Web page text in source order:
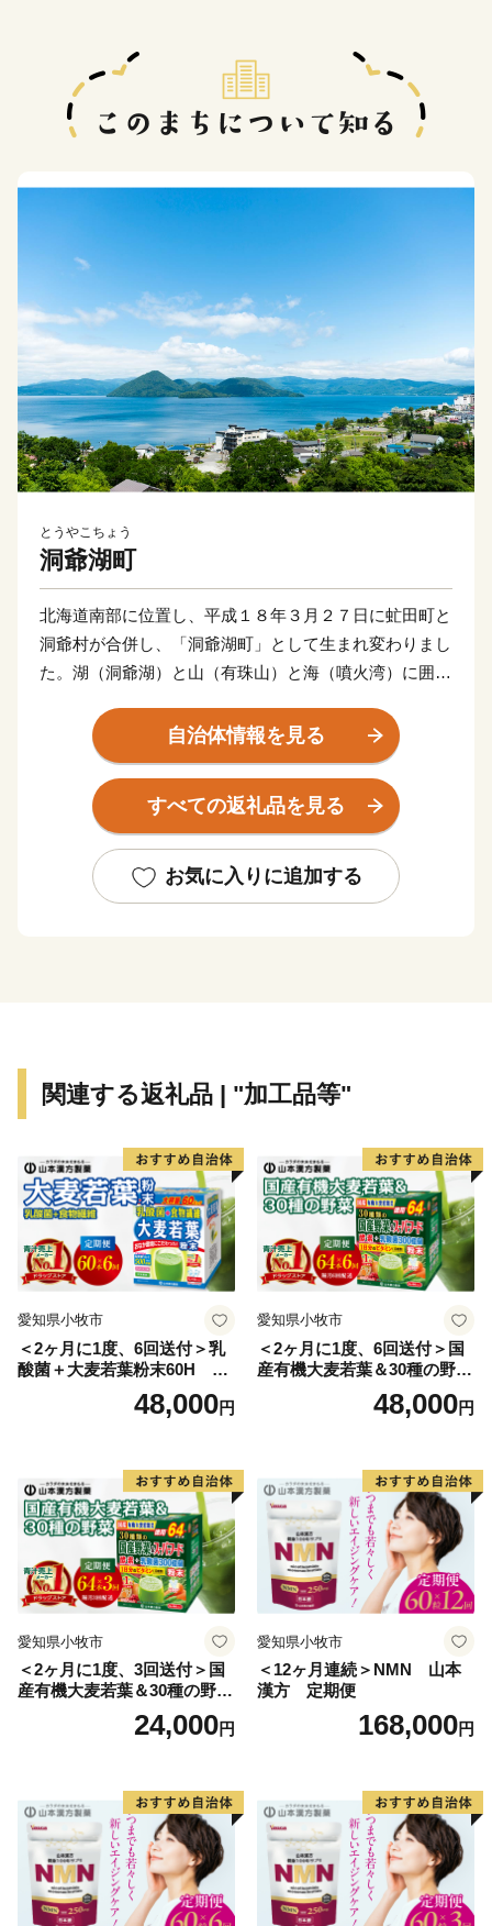
とうやこちょう
洞爺湖町
北海道南部に位置し、平成１８年３月２７日に虻田町と
洞爺村が合併し、「洞爺湖町」として生まれ変わりまし
た。湖（洞爺湖）と山（有珠山）と海（噴火湾）に囲ま
よく観光景観に恵まれていることから北海道有数の観光
地となっています。
★ABCテレビのニュース情報番組「news おかえり」
れました！
👉北海道洞爺湖町の「白いおしるこセット」
自治体情報を見る
すべての返礼品を見る
お気に入りに追加する
関連する返礼品 | "加工品等"
愛知県小牧市
＜2ヶ月に1度、6回送付＞乳
酸菌＋大麦若葉粉末60H 山
48,000円
愛知県小牧市
＜2ヶ月に1度、6回送付＞国
産有機大麦若葉＆30種の野
菜 山本漢方 定期便
48,000円
愛知県小牧市
＜2ヶ月に1度、3回送付＞国
産有機大麦若葉＆30種の野
菜 山本漢方 定期便
24,000円
愛知県小牧市
＜12ヶ月連続＞NMN 山本
漢方 定期便
168,000円